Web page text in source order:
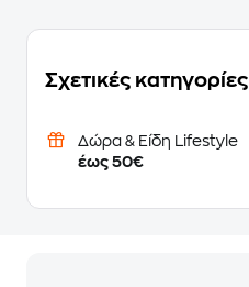
Σχετικές κατηγορίες
Δώρα & Είδη Lifestyle
έως 50€